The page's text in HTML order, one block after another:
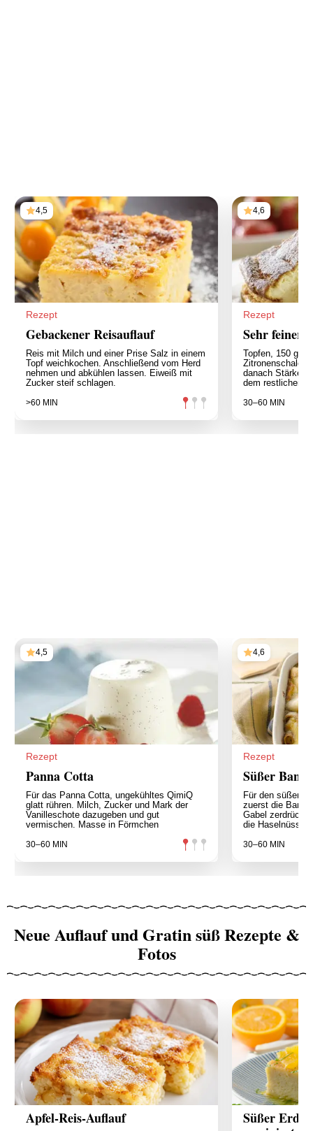
4,5
Rezept
Gebackener Reisauflauf
Reis mit Milch und einer Prise Salz in einem
Topf weichkochen. Anschließend vom Herd
nehmen und abkühlen lassen. Eiweiß mit
Zucker steif schlagen.
>60 MIN
4,6
Rezept
Sehr feiner
Topfen, 150 g
Zitronenschalen
danach
dem restlichen
30–60 MIN
4,5
Rezept
Panna Cotta
Für das Panna Cotta, ungekühltes QimiQ
glatt rühren. Milch, Zucker und Mark der
Vanilleschote dazugeben und gut
vermischen. Masse in Förmchen
30–60 MIN
4,6
Rezept
Süßer
Für den süßen
zuerst die
Gabel
die Haselnüsse
30–60 MIN
Neue Auflauf und Gratin süß Rezepte &
Fotos
Apfel-Reis-Auflauf
Süßer